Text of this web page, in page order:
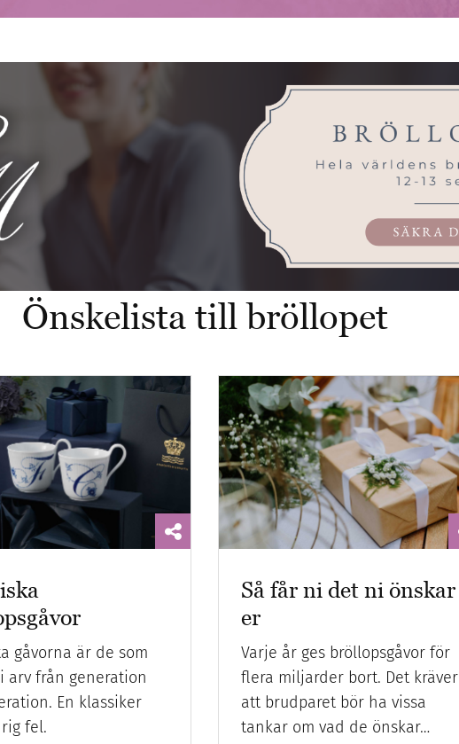
Önskelista till bröllopet
gåvorna är de som
arv från generation
En klassiker
fel.
Så får ni det ni önskar
er
Varje år ges bröllopsgåvor för
flera miljarder bort. Det kräver
att brudparet bör ha vissa
tankar om vad de önskar…